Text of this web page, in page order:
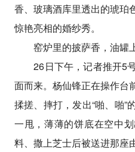
香、玻璃酒库里透出的琥珀
惊艳亮相的婚纱秀。
窑炉里的披萨香，油罐
26日下午，记者推开5
面而来。杨仙锋正在操作台
揉搓、摔打，发出“啪、啪”
一甩，薄薄的饼底在空中
料、撒上芝士后被送进那座